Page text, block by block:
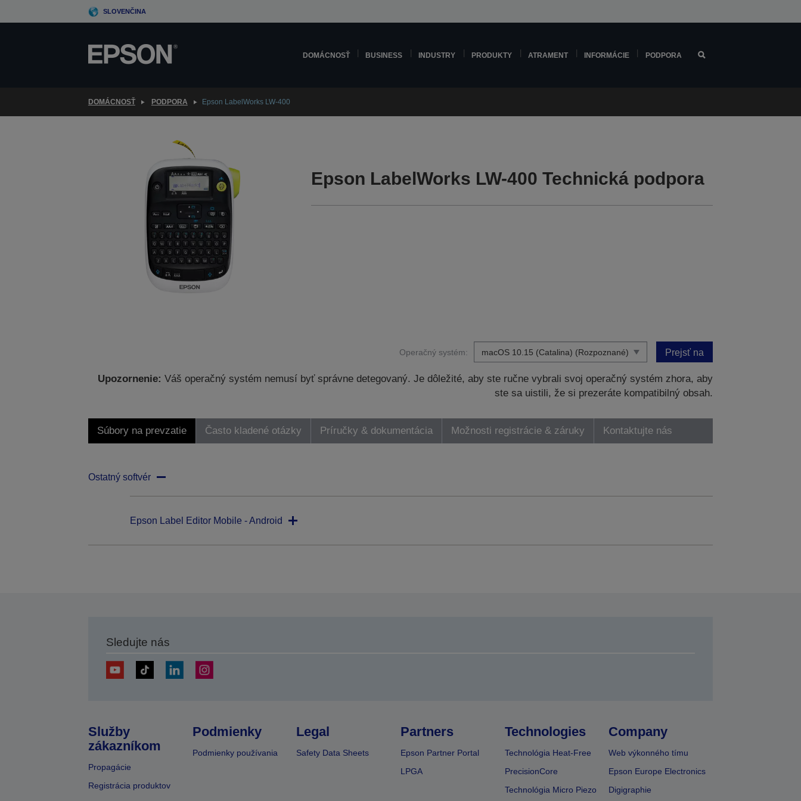
to
SLOVENČINA
DOMÁCNOSŤ BUSINESS INDUSTRY PRODUKTY ATRAMENT INFORMÁCIE PODPORA
DOMÁCNOSŤ PODPORA Epson LabelWorks LW-400
Epson LabelWorks LW-400 Technická podpora
Operačný systém: Prejsť na
Upozornenie: Váš operačný systém nemusí byť správne detegovaný. Je dôležité, aby ste ručne vybrali svoj operačný systém zhora, aby
ste sa uistili, že si prezeráte kompatibilný obsah.
Súbory na prevzatie Často kladené otázky Príručky & dokumentácia Možnosti registrácie & záruky Kontaktujte nás
Ostatný softvér
Epson Label Editor Mobile - Android
Sledujte nás
Služby
zákazníkom
Propagácie
Registrácia produktov
Podmienky
Podmienky používania
Legal
Safety Data Sheets
Partners
Epson Partner Portal
LPGA
Technologies
Technológia Heat-Free
PrecisionCore
Technológia Micro Piezo
Company
Web výkonného tímu
Epson Europe Electronics
Digigraphie